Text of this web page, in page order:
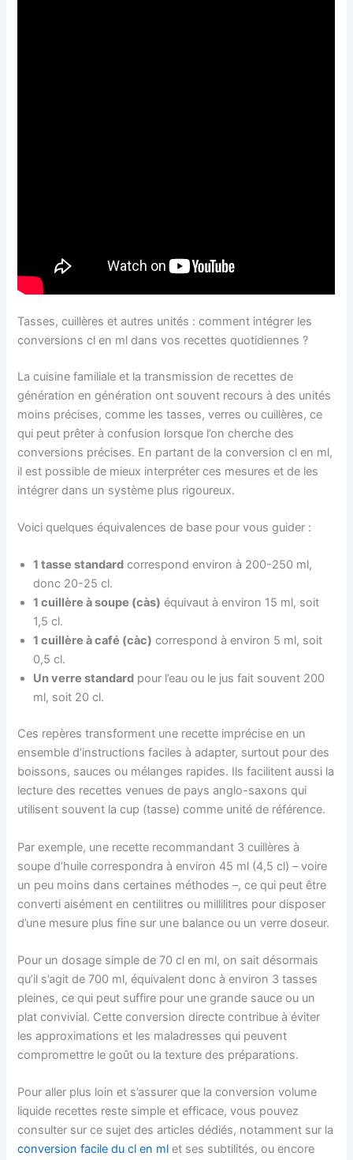
Tasses, cuillères et autres unités : comment intégrer les
conversions cl en ml dans vos recettes quotidiennes ?
La cuisine familiale et la transmission de recettes de
génération en génération ont souvent recours à des unités
moins précises, comme les tasses, verres ou cuillères, ce
qui peut prêter à confusion lorsque l’on cherche des
conversions précises. En partant de la conversion cl en ml,
il est possible de mieux interpréter ces mesures et de les
intégrer dans un système plus rigoureux.
Voici quelques équivalences de base pour vous guider :
1 tasse standard correspond environ à 200-250 ml,
donc 20-25 cl.
1 cuillère à soupe (càs) équivaut à environ 15 ml, soit
1,5 cl.
1 cuillère à café (càc) correspond à environ 5 ml, soit
0,5 cl.
Un verre standard pour l’eau ou le jus fait souvent 200
ml, soit 20 cl.
Ces repères transforment une recette imprécise en un
ensemble d’instructions faciles à adapter, surtout pour des
boissons, sauces ou mélanges rapides. Ils facilitent aussi la
lecture des recettes venues de pays anglo-saxons qui
utilisent souvent la cup (tasse) comme unité de référence.
Par exemple, une recette recommandant 3 cuillères à
soupe d’huile correspondra à environ 45 ml (4,5 cl) – voire
un peu moins dans certaines méthodes –, ce qui peut être
converti aisément en centilitres ou millilitres pour disposer
d’une mesure plus fine sur une balance ou un verre doseur.
Pour un dosage simple de 70 cl en ml, on sait désormais
qu’il s’agit de 700 ml, équivalent donc à environ 3 tasses
pleines, ce qui peut suffire pour une grande sauce ou un
plat convivial. Cette conversion directe contribue à éviter
les approximations et les maladresses qui peuvent
compromettre le goût ou la texture des préparations.
Pour aller plus loin et s’assurer que la conversion volume
liquide recettes reste simple et efficace, vous pouvez
consulter sur ce sujet des articles dédiés, notamment sur la
conversion facile du cl en ml et ses subtilités, ou encore